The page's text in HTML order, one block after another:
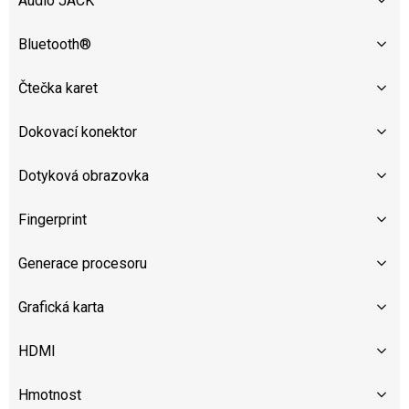
Bluetooth®
Čtečka karet
Dokovací konektor
Dotyková obrazovka
Fingerprint
Generace procesoru
Grafická karta
HDMI
Hmotnost